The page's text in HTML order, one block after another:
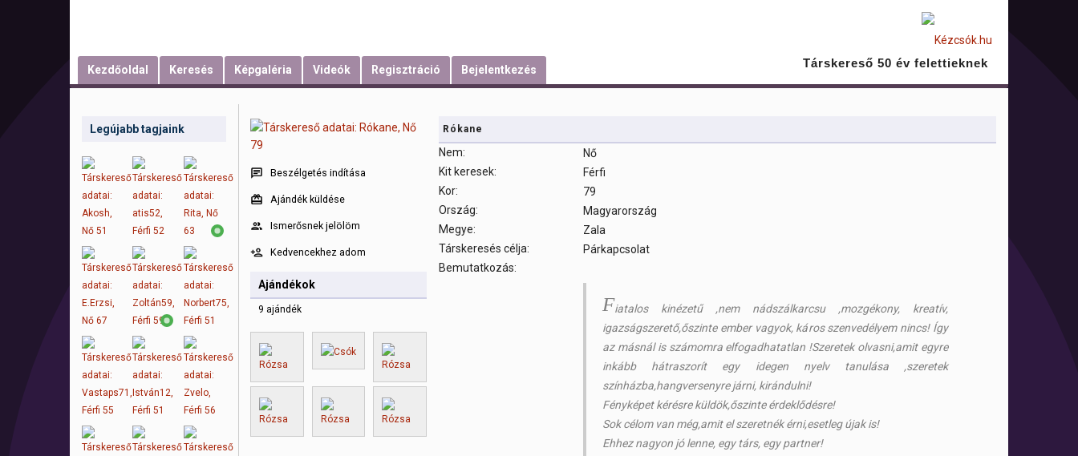
Kezdőoldal Keresés Képgaléria Videók Regisztráció Bejelentkezés Társkereső 50 év felettieknek
Legújabb tagjaink
Beszélgetés indítása
Ajándék küldése
Ismerősnek jelölöm
Kedvencekhez adom
Ajándékok
9 ajándék
Rókane
Nem:
Nő
Kit keresek:
Férfi
Kor:
79
Ország:
Magyarország
Megye:
Zala
Társkeresés célja:
Párkapcsolat
Bemutatkozás:
Fiatalos kinézetű ,nem nádszálkarcsu ,mozgékony, kreatív,
igazságszerető,őszinte ember vagyok, káros szenvedélyem nincs! Így
az másnál is számomra elfogadhatatlan !Szeretek olvasni,amit egyre
inkább hátraszorít egy idegen nyelv tanulása ,szeretek
színházba,hangversenyre járni, kirándulni!
Fényképet kérésre küldök,őszinte érdeklődésre!
Sok célom van még,amit el szeretnék érni,esetleg újak is!
Ehhez nagyon jó lenne, egy társ, egy partner!